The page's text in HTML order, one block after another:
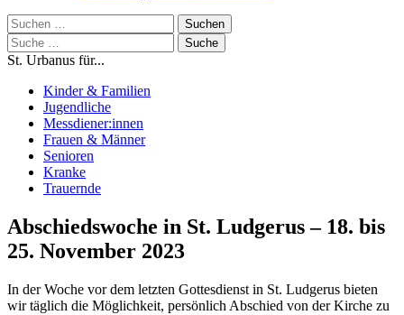
Suchen
nach:
Suche
nach:
St. Urbanus für...
Kinder & Familien
Jugendliche
Messdiener:innen
Frauen & Männer
Senioren
Kranke
Trauernde
Abschiedswoche in St. Ludgerus – 18. bis
25. November 2023
In der Woche vor dem letzten Gottesdienst in St. Ludgerus bieten
wir täglich die Möglichkeit, persönlich Abschied von der Kirche zu